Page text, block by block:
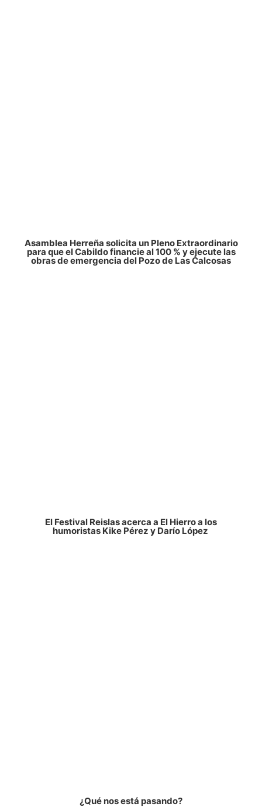
Asamblea Herreña solicita un Pleno Extraordinario
para que el Cabildo financie al 100 % y ejecute las
obras de emergencia del Pozo de Las Calcosas
El Festival Reislas acerca a El Hierro a los
humoristas Kike Pérez y Darío López
¿Qué nos está pasando?